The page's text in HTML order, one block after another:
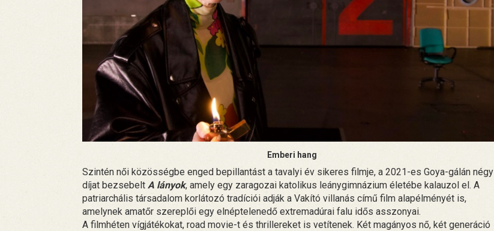
Emberi hang
Szintén női közösségbe enged bepillantást a tavalyi év sikeres filmje, a 2021-es Goya-gálán négy
díjat bezsebelt A lányok, amely egy zaragozai katolikus leánygimnázium életébe kalauzol el. A
patriarchális társadalom korlátozó tradíciói adják a Vakító villanás című film alapélményét is,
amelynek amatőr szereplői egy elnéptelenedő extremadúrai falu idős asszonyai.
A filmhéten vígjátékokat, road movie-t és thrillereket is vetítenek. Két magányos nő, két generáció